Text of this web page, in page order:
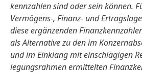
kennzahlen sind oder sein können.
Vermögens-, Finanz- und
diese ergänzenden
als Alternative zu den im
und im Einklang mit einschlägigen
legungsrahmen ermittelten